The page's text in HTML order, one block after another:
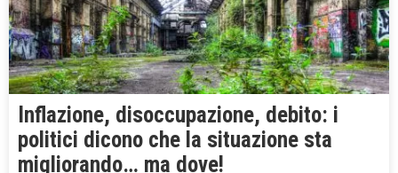
Inflazione, disoccupazione, debito: i
politici dicono che la situazione sta
migliorando… ma dove!